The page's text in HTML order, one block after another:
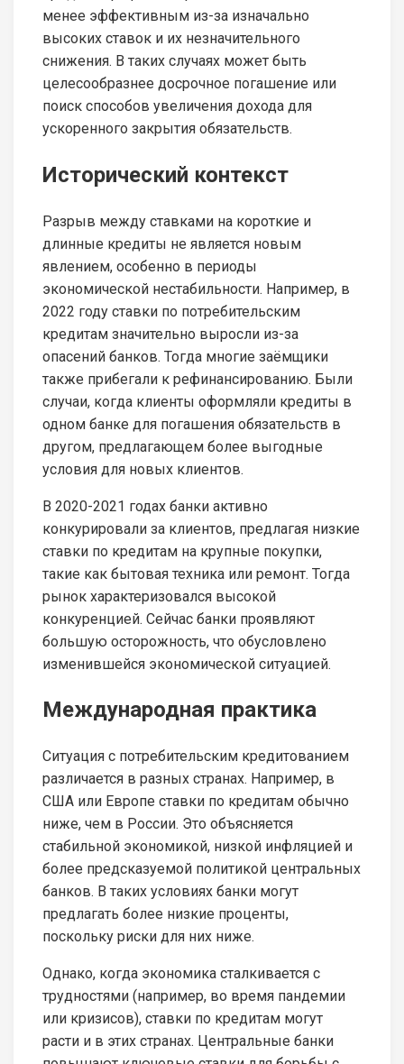
менее эффективным из-за изначально
высоких ставок и их незначительного
снижения. В таких случаях может быть
целесообразнее досрочное погашение или
поиск способов увеличения дохода для
ускоренного закрытия обязательств.
Исторический контекст
Разрыв между ставками на короткие и
длинные кредиты не является новым
явлением, особенно в периоды
экономической нестабильности. Например, в
2022 году ставки по потребительским
кредитам значительно выросли из-за
опасений банков. Тогда многие заёмщики
также прибегали к рефинансированию. Были
случаи, когда клиенты оформляли кредиты в
одном банке для погашения обязательств в
другом, предлагающем более выгодные
условия для новых клиентов.
В 2020-2021 годах банки активно
конкурировали за клиентов, предлагая низкие
ставки по кредитам на крупные покупки,
такие как бытовая техника или ремонт. Тогда
рынок характеризовался высокой
конкуренцией. Сейчас банки проявляют
большую осторожность, что обусловлено
изменившейся экономической ситуацией.
Международная практика
Ситуация с потребительским кредитованием
различается в разных странах. Например, в
США или Европе ставки по кредитам обычно
ниже, чем в России. Это объясняется
стабильной экономикой, низкой инфляцией и
более предсказуемой политикой центральных
банков. В таких условиях банки могут
предлагать более низкие проценты,
поскольку риски для них ниже.
Однако, когда экономика сталкивается с
трудностями (например, во время пандемии
или кризисов), ставки по кредитам могут
расти и в этих странах. Центральные банки